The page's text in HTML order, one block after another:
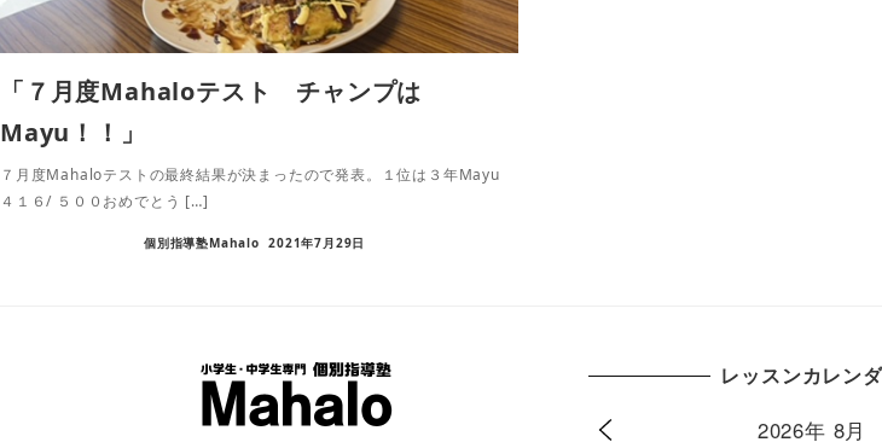
「７月度Mahaloテスト チャンプは
Mayu！！」
７月度Mahaloテストの最終結果が決まったので発表。１位は３年Mayu
４１６/ ５００おめでとう […]
個別指導塾Mahalo 2021年7月29日
レッスンカレン
2026年 8月